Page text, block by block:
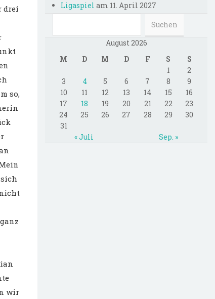
drei
so,
wir
Ligaspiel am 11. April 2027
August 2026
M
D M D F S
S
1
2
3
4 5 6 7 8
9
10
11 12 13 14 15
16
17
18 19 20 21 22
23
24
25 26 27 28 29
30
31
« Juli
Sep. »